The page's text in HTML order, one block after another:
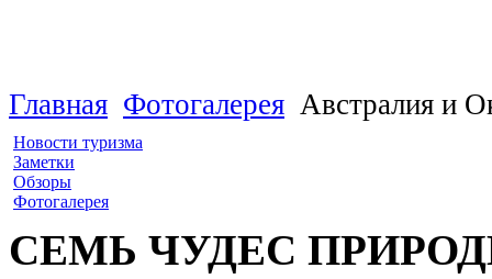
Главная Фотогалерея Австралия и
Новости туризма
Заметки
Обзоры
Фотогалерея
СЕМЬ ЧУДЕС